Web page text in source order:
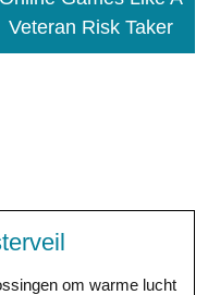
Veteran Risk Taker
om warme lucht